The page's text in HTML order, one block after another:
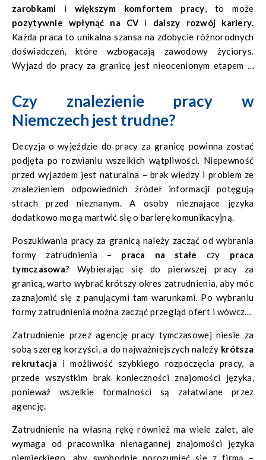
zarobkami i większym komfortem pracy, to może
pozytywnie wpłynąć na CV i dalszy rozwój kariery.
Każda praca to unikalna szansa na zdobycie różnorodnych
doświadczeń, które wzbogacają zawodowy życiorys.
Wyjazd do pracy za granicę jest nieocenionym etapem w
Przebywanie pośród obcokrajowców umożliwia
wypróbowanie nauczonych zwrotów i bezpośrednią naukę.
Praca tymczasowa to również możliwość zweryfikowania
konieczności deklarowania długofalowej współpracy z
jedną firmą.
Czy znalezienie pracy w
Niemczech jest trudne?
Decyzja o wyjeździe do pracy za granicę powinna zostać
podjęta po rozwianiu wszelkich wątpliwości. Niepewność
przed wyjazdem jest naturalna – brak wiedzy i problem ze
znalezieniem odpowiednich źródeł informacji potęgują
strach przed nieznanym. A osoby nieznające języka
dodatkowo mogą martwić się o barierę komunikacyjną.
Poszukiwania pracy za granicą należy zacząć od wybrania
formy zatrudnienia – praca na stałe czy praca
tymczasowa? Wybierając się do pierwszej pracy za
granicą, warto wybrać krótszy okres zatrudnienia, aby móc
zaznajomić się z panującymi tam warunkami. Po wybraniu
formy zatrudnienia można zacząć przegląd ofert i wówczas
pracy tymczasowej , czy nawłasną rękę.
Zatrudnienie przez agencję pracy tymczasowej niesie za
sobą szereg korzyści, a do najważniejszych należy krótsza
rekrutacja i możliwość szybkiego rozpoczęcia pracy, a
przede wszystkim brak konieczności znajomości języka,
ponieważ wszelkie formalności są załatwiane przez
agencję.
Zatrudnienie na własną rękę również ma wiele zalet, ale
wymaga od pracownika nienagannej znajomości języka
niemieckiego, aby swobodnie porozumieć się z firmą –